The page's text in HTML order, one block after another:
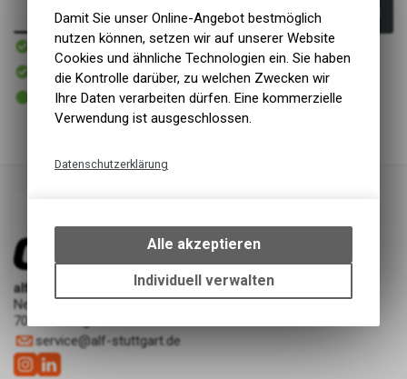
In den Warenkorb
Innerhalb von 1-2 Tagen
Versand
In Kürze abholbereit
Abholung alf cycling Showroom | ASP Werkstatt
2 - 5 Tage ab eigenem Lager
Abholung alf cycling Silberburgstraße
alf cycling Showroom | ASP Werkstatt
Neckarstraße 227
70190 Stuttgart
service@alf-stuttgart.de
Damit Sie unser Online-Angebot bestmöglich
nutzen können, setzen wir auf unserer Website
Cookies und ähnliche Technologien ein. Sie haben
die Kontrolle darüber, zu welchen Zwecken wir
Ihre Daten verarbeiten dürfen. Eine kommerzielle
Verwendung ist ausgeschlossen.
Datenschutzerklärung
bestimmte Interaktionen und
Einstellungen auf Ihrem Gerät,
um die grundlegenden
Funktionen unseres Online-
des Warenkorbs, zu
ermöglichen. Bitte beachten Sie,
Alle akzeptieren
Individuell verwalten